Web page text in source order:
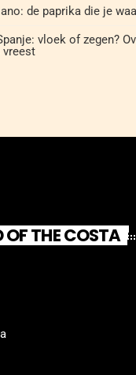
de paprika die je
vloek of zegen?
vreest
OF THE COSTA